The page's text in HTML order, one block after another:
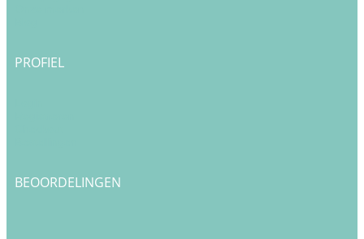
PROFIEL
BEOORDELINGEN